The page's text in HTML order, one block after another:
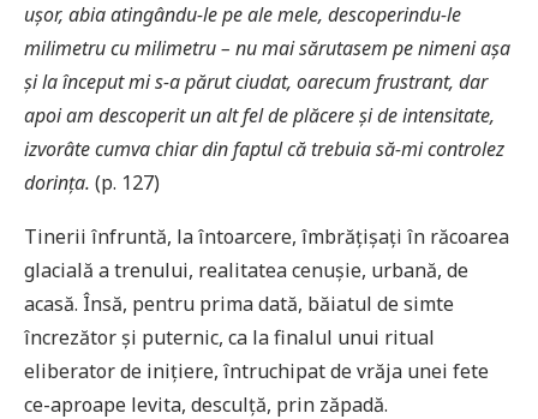
ușor, abia atingându-le pe ale mele, descoperindu-le
milimetru cu milimetru – nu mai sărutasem pe nimeni așa
și la început mi s-a părut ciudat, oarecum frustrant, dar
apoi am descoperit un alt fel de plăcere și de intensitate,
izvorâte cumva chiar din faptul că trebuia să-mi controlez
dorința. (p. 127)
Tinerii înfruntă, la întoarcere, îmbrățișați în răcoarea
glacială a trenului, realitatea cenușie, urbană, de
acasă. Însă, pentru prima dată, băiatul de simte
încrezător și puternic, ca la finalul unui ritual
eliberator de inițiere, întruchipat de vrăja unei fete
ce-aproape levita, desculță, prin zăpadă.